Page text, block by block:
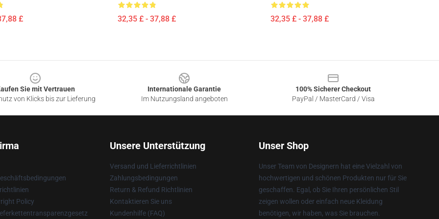
£ 32,35 £ - 37,88 £ 32,35 £ - 37,88 £
Sie mit Vertrauen
von Klicks bis zur Lieferung
Internationale Garantie
Im Nutzungsland angeboten
100% Sicherer Checkout
PayPal / MasterCard / Visa
Policy
Unsere Unterstützung
Versand und Lieferrichtlinien
Zahlungsbedingungen
Return & Refund Richtlinien
Kontaktieren Sie uns
Kundenhilfe (FAQ)
Unser Shop
Unser Team von Designern hat eine Vielzahl von
hochwertigen und schönen Produkten nur für Sie
geschaffen. Egal, ob Sie Ihren persönlichen Stil
zeigen wollen oder einfach neue Kleidung
benötigen, wir haben, was Sie brauchen.